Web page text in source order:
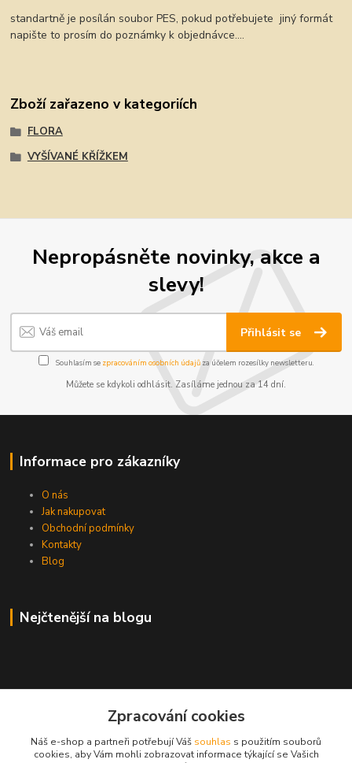
standartně je posílán soubor PES, pokud potřebujete jiný formát
napište to prosím do poznámky k objednávce....
Zboží zařazeno v kategoriích
FLORA
VYŠÍVANÉ KŘÍŽKEM
Nepropásněte novinky, akce a
slevy!
Přihlásit se
Souhlasím se zpracováním osobních údajůza účelem rozesílky newsletteru.
Můžete se kdykoli odhlásit. Zasíláme jednou za 14 dní.
Informace pro zákazníky
O nás
Jak nakupovat
Obchodní podmínky
Kontakty
Blog
Nejčtenější na blogu
+420 739 016 794
Zpracování cookies
Náš e-shop a partneři potřebují Váš souhlas s použitím souborů
cookies, aby Vám mohli zobrazovat informace týkající se Vašich